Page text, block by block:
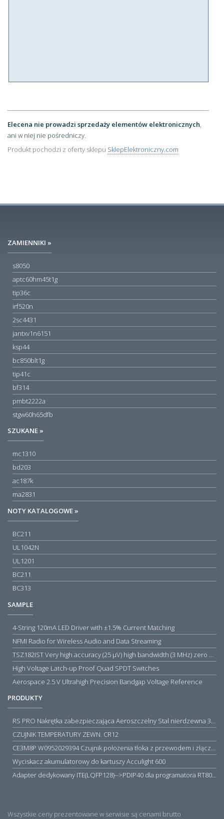
Elecena nie prowadzi sprzedaży elementów elektronicznych
ani w niej nie pośredniczy.
Produkt pochodzi z oferty sklepu SklepElektroniczny.com
ZAMIENNIKI »
s8050
aptc60hm45t1g
tip36c
irf520n
2sc4431
jantxv1n6151
ksp44
bc850blt1g
tip41c
bf314
pmbt2222a
stgw60h65dfb
SZUKANE »
mc1310
bd203
ac187k
ma2831
NOTY KATALOGOWE »
BC211
UL1042N
UL1201
BC211
BC313
SAMPLE
4-String 120mA LED Driver with ±1.5% Current Matching
NFMI Radio for Wireless Audio and Data Streaming
TSZ182IST Very high accuracy (25 µV) high bandwidth (3 MHz) zero drift 5 V operational amplifiers
High Voltage Latch-up Proof Quad SPDT Switches
Aerospace 2.5 V Ultrahigh Precision Bandgap Voltage Reference
PRODUKTY
RS PRO Nakrętka zabezpieczająca Aeroszczelny Stal nierdzewna 316 Zwykłe
CZUJNIK TEMPERATURY ZEWN. CR12
CE3M8P W0952029394 Czujnik położenia tłoka z przewodem i złączem M8, PNP NO, 10...30VDC, 100mA, METALWORK, METAL WORK jak MZT1-0
Wyciskacz akumulatorowy do kartuszy Acculight 600
Adapter dedykowany ITE(LQFP128)-->PDIP40 dla programatora RT809H/RT809F (simple)
Wszystkie ceny prezentowane w serwisie są cenami brutto